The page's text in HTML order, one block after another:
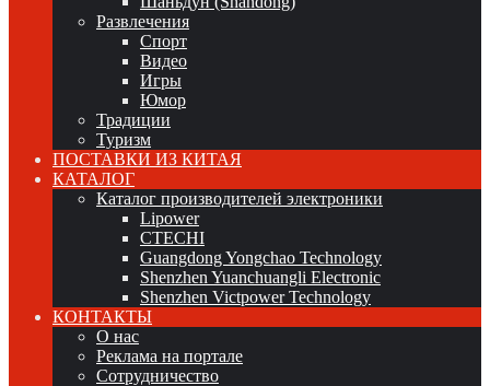
Развлечения
Спорт
Видео
Игры
Юмор
Традиции
Туризм
ПОСТАВКИ ИЗ КИТАЯ
КАТАЛОГ
Каталог производителей электроники
Lipower
CTECHI
Guangdong Yongchao Technology
Shenzhen Yuanchuangli Electronic
Shenzhen Victpower Technology
КОНТАКТЫ
О нас
Реклама на портале
Сотрудничество